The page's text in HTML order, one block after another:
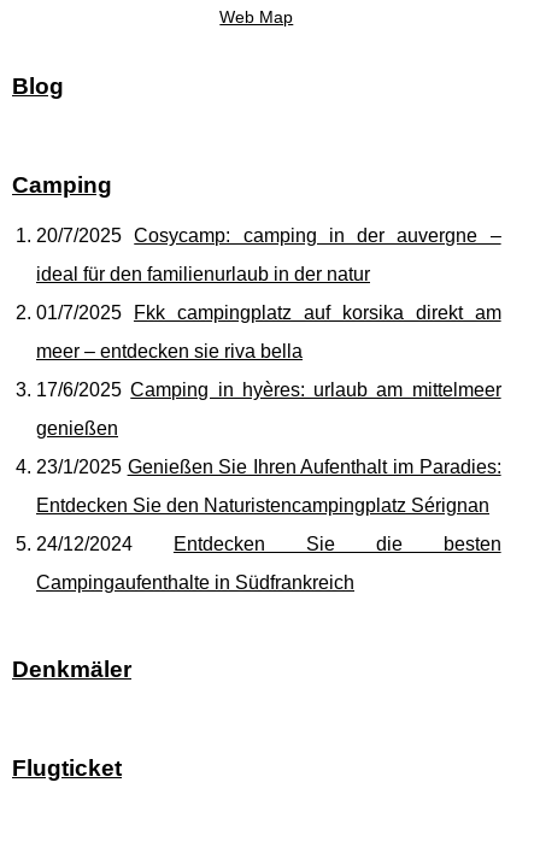
Web Map
Blog
Camping
20/7/2025Cosycamp: camping in der auvergne –
ideal für den familienurlaub in der natur
01/7/2025
Fkk campingplatz auf korsika direkt am
meer – entdecken sie riva bella
17/6/2025Camping in hyères: urlaub am mittelmeer
genießen
23/1/2025 Genießen Sie Ihren Aufenthalt im Paradies:
Entdecken Sie den Naturistencampingplatz Sérignan
24/12/2024
Entdecken Sie die besten
Campingaufenthalte in Südfrankreich
Denkmäler
Flugticket